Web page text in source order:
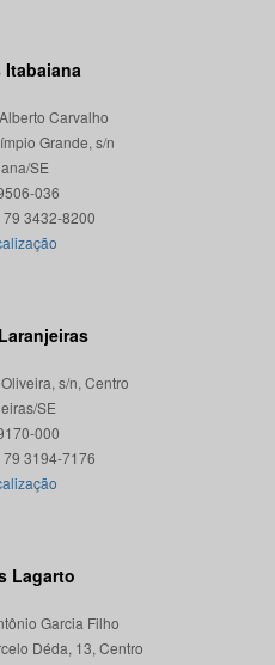
Itabaiana
Carvalho
Grande, s/n
SE
036
s/n, Centro
SE
000
Lagarto
Garcia Filho
Déda, 13, Centro